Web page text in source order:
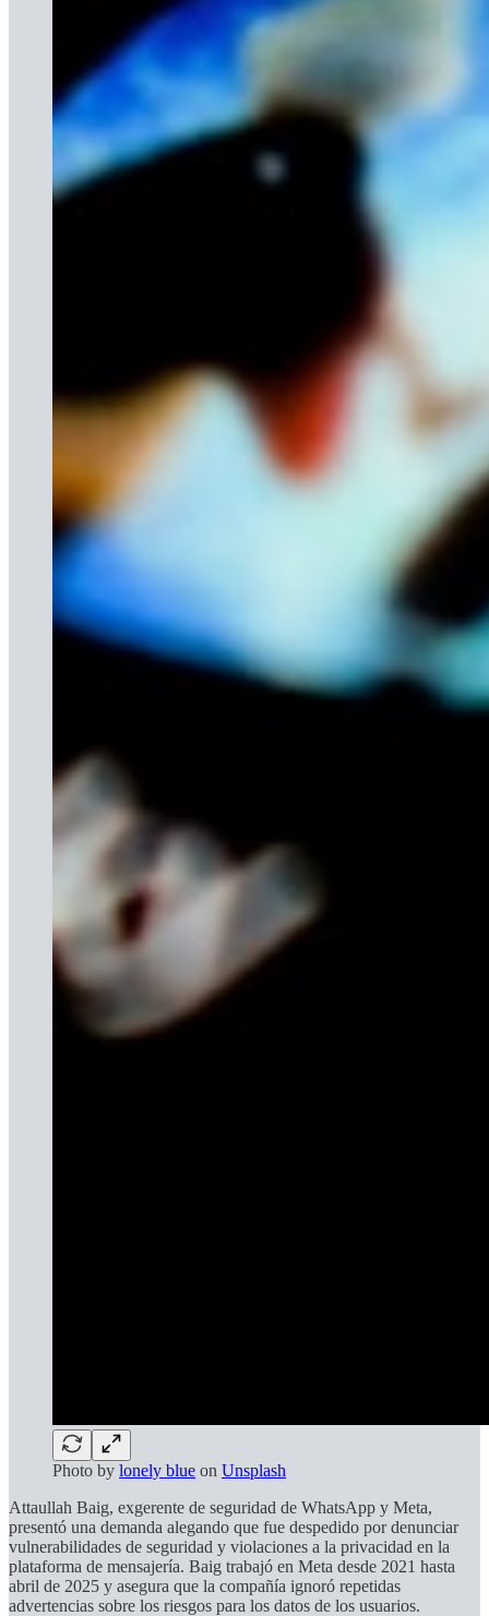
Photo by lonely blue on Unsplash
Attaullah Baig, exgerente de seguridad de WhatsApp y Meta,
presentó una demanda alegando que fue despedido por denunciar
vulnerabilidades de seguridad y violaciones a la privacidad en la
plataforma de mensajería. Baig trabajó en Meta desde 2021 hasta
abril de 2025 y asegura que la compañía ignoró repetidas
advertencias sobre los riesgos para los datos de los usuarios.